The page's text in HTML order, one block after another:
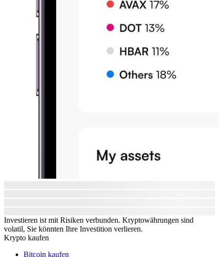
Investieren ist mit Risiken verbunden. Kryptowährungen sind
volatil, Sie könnten Ihre Investition verlieren.
Krypto kaufen
Bitcoin kaufen